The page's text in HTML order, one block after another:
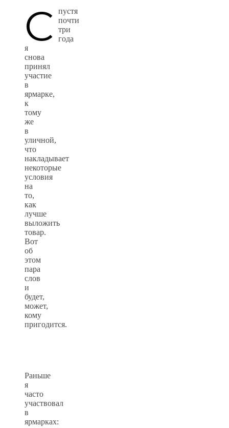
С
пустя
почти
три
года
я
снова
принял
участие
в
ярмарке,
к
тому
же
в
уличной,
что
накладывает
некоторые
условия
на
то,
как
лучше
выложить
товар.
Вот
об
этом
пара
слов
и
будет,
может,
кому
пригодится.
Раньше
я
часто
участвовал
в
ярмарках: